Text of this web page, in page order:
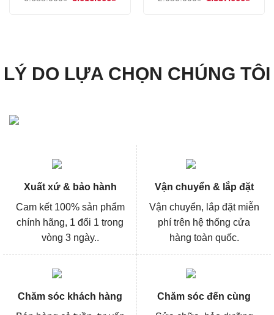
LÝ DO LỰA CHỌN CHÚNG TÔI
Xuất xứ & bảo hành
Cam kết 100% sản phẩm
chính hãng, 1 đổi 1 trong
vòng 3 ngày..
Vận chuyển & lắp đặt
Vận chuyển, lắp đặt miễn
phí trên hệ thống cửa
hàng toàn quốc.
Chăm sóc khách hàng
Chăm sóc đến cùng